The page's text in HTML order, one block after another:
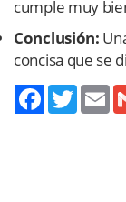
cumple muy
Conclusión:
concisa que se
Twitter